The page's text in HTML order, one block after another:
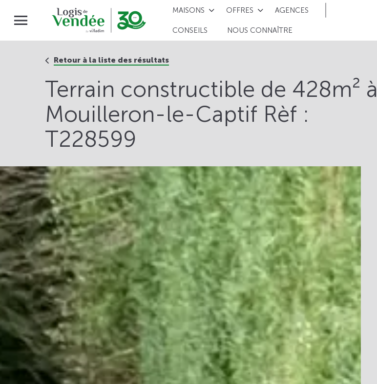
MAISONS OFFRES AGENCES
CONSEILS NOUS CONNAÎTRE
Retour à la liste des résultats
Terrain constructible de 428m² à
Mouilleron-le-Captif Rèf :
T228599